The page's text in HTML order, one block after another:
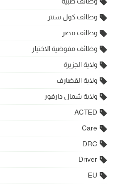
وظائف كول سنتر
وظائف مصر
وظائف مفوضية الاختيار
ولاية الجزيرة
ولاية القضارف
ولاية شمال دارفور
ACTED
Care
DRC
Driver
EU